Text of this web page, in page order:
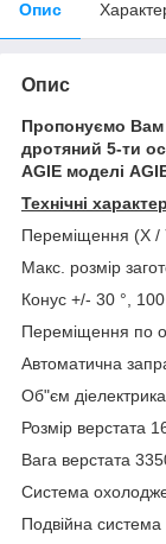
Опис
Опис
Пропонуємо Вам
дротяний 5-ти
AGIE моделі
Технічні
Переміщення (X
Макс. розмір
Конус +/- 30 °,
Переміщення по
Автоматична
Об"єм
Розмір верстата
Вага верстата
Система
Подвійна